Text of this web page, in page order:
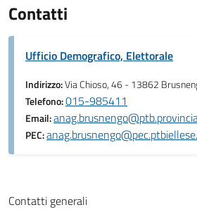
Contatti
Ufficio Demografico, Elettorale
Indirizzo:Via Chioso, 46 - 13862
Telefono:015-985411
Email:
PEC:
Contatti generali